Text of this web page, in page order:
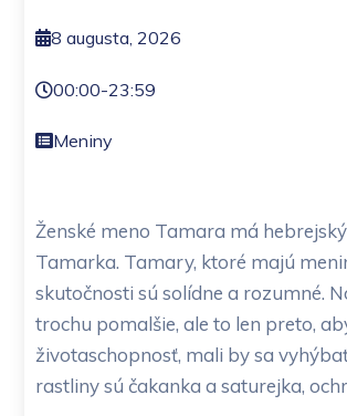
8 augusta, 2026
00:00-23:59
Meniny
Ženské meno Tamara má
Tamarka. Tamary, ktoré majú
skutočnosti sú solídne a rozumné.
trochu pomalšie, ale to len preto,
životaschopnosť, mali by sa
rastliny sú čakanka a saturejka,